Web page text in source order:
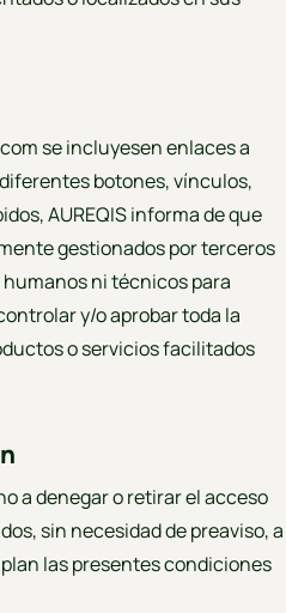
se incluyesen enlaces a
botones, vínculos,
AUREQIS informa de que
gestionados por terceros
humanos ni técnicos para
y/o aprobar toda la
o servicios facilitados
a denegar o retirar el acceso
sin necesidad de preaviso, a
las presentes condiciones